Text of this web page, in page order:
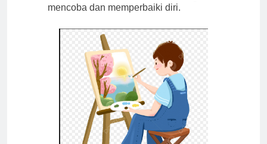
mencoba dan memperbaiki diri.